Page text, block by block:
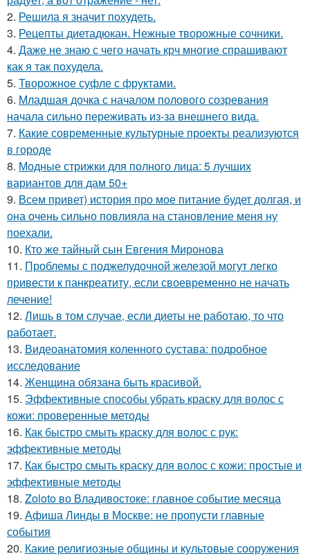
2. Решила я значит похудеть.
3. Рецепты диетадюкан. Нежные творожные сочники.
4. Даже не знаю с чего начать крч многие спрашивают
как я так похудела.
5. Творожное суфле с фруктами.
6. Младшая дочка с началом полового созревания
начала сильно переживать из-за внешнего вида.
7. Какие современные культурные проекты реализуются
в городе
8. Модные стрижки для полного лица: 5 лучших
вариантов для дам 50+
9. Всем привет) история про мое питание будет долгая, и
она очень сильно повлияла на становление меня ну
поехали.
10. Кто же тайный сын Евгения Миронова
11. Проблемы с поджелудочной железой могут легко
привести к панкреатиту, если своевременно не начать
лечение!
12. Лишь в том случае, если диеты не работаю, то что
работает.
13. Видеоанатомия коленного сустава: подробное
исследование
14. Женщина обязана быть красивой.
15. Эффективные способы убрать краску для волос с
кожи: проверенные методы
16. Как быстро смыть краску для волос с рук:
эффективные методы
17. Как быстро смыть краску для волос с кожи: простые и
эффективные методы
18. Zoloto во Владивостоке: главное событие месяца
19. Афиша Линды в Москве: не пропусти главные
события
20. Какие религиозные общины и культовые сооружения